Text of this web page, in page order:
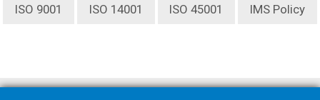
ISO 9001
ISO 14001 ISO 45001 IMS Policy